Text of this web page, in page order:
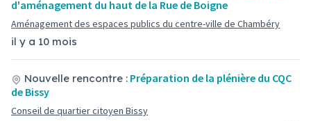
il y a 10 mois
d'aménagement du haut de la Rue de Boigne
Aménagement des espaces publics du centre-ville de Chambéry
Nouvelle rencontre : Préparation de la plénière du CQC
de Bissy
Conseil de quartier citoyen Bissy